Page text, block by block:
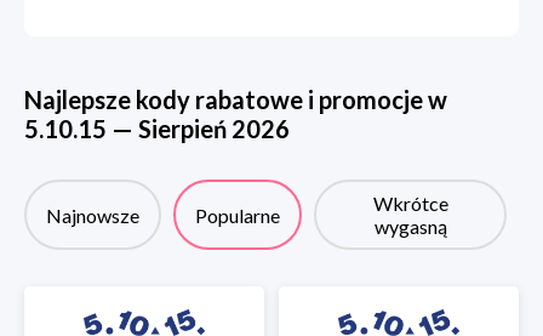
Najlepsze kody rabatowe i promocje w
5.10.15 — Sierpień 2026
Najnowsze Popularne
Wkrótce
wygasną